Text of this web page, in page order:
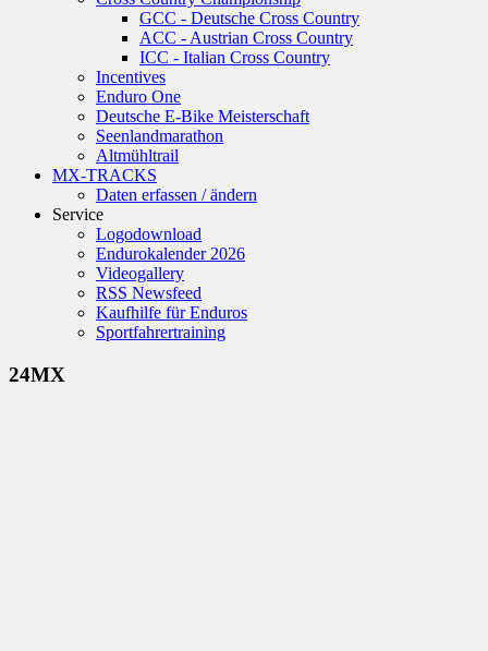
GCC - Deutsche Cross Country
ACC - Austrian Cross Country
ICC - Italian Cross Country
Incentives
Enduro One
Deutsche E-Bike Meisterschaft
Seenlandmarathon
Altmühltrail
MX-TRACKS
Daten erfassen / ändern
Service
Logodownload
Endurokalender 2026
Videogallery
RSS Newsfeed
Kaufhilfe für Enduros
Sportfahrertraining
24MX